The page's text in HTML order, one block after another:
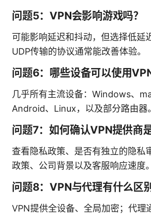
问题5：VPN会影响游戏吗？
可能影响延迟和抖动，但选择低延
UDP传输的协议通常能改善体验。
问题6：哪些设备可以使用
几乎所有主流设备：Windows、
Android、Linux，以及部分路由器。
问题7：如何确认VPN提供商
查看隐私政策、是否有独立的隐私
政策、公司背景以及客服响应速度。
问题8：VPN与代理有什么区
VPN提供全设备、全局加密；代理